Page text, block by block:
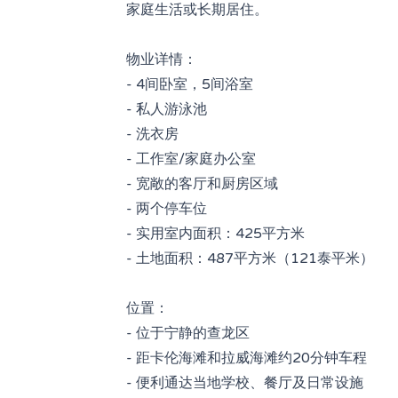
家庭生活或长期居住。
物业详情：
- 4间卧室，5间浴室
- 私人游泳池
- 洗衣房
- 工作室/家庭办公室
- 宽敞的客厅和厨房区域
- 两个停车位
- 实用室内面积：425平方米
- 土地面积：487平方米（121泰平米）
位置：
- 位于宁静的查龙区
- 距卡伦海滩和拉威海滩约20分钟车程
- 便利通达当地学校、餐厅及日常设施